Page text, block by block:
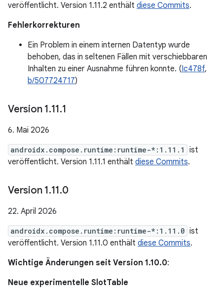
veröffentlicht. Version 1.11.2 enthält diese Commits.
Fehlerkorrekturen
Ein Problem in einem internen Datentyp wurde
behoben, das in seltenen Fällen mit verschiebbaren
Inhalten zu einer Ausnahme führen konnte. (Ic478f,
b/507724717)
Version 1.11.1
6. Mai 2026
androidx.compose.runtime:runtime-*:1.11.1
ist
veröffentlicht. Version 1.11.1 enthält diese Commits.
Version 1.11.0
22. April 2026
androidx.compose.runtime:runtime-*:1.11.0 ist
veröffentlicht. Version 1.11.0 enthält diese Commits.
Wichtige Änderungen seit Version 1.10.0:
Neue experimentelle SlotTable